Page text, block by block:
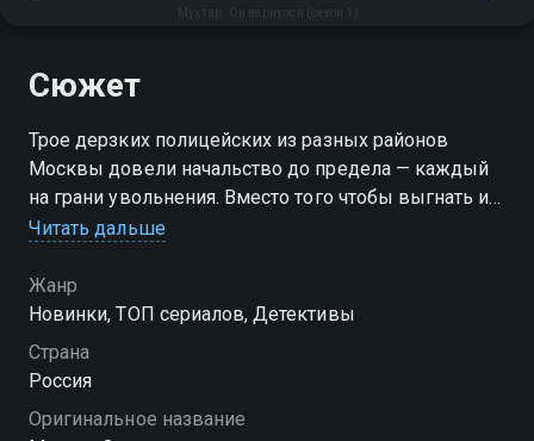
Мухтар. Он вернулся (сезон 1)
Сюжет
Трое дерзких полицейских из разных районов
Москвы довели начальство до предела — каждый
на грани увольнения. Вместо того чтобы выгнать их,
руководство идёт на эксперимент: формирует
Колосова. Его задача — перевоспитать молодых
капитанов, которые привыкли работать по своим
правилам. Среди троицы — Глеб Котов,
оперативник, чьим напарником является пёс Мухтар.
инструмент, а настоящий партнёр. «Мухтар. Он
Читать дальше
Жанр
Новинки, ТОП сериалов, Детективы
Страна
Россия
Оригинальное название